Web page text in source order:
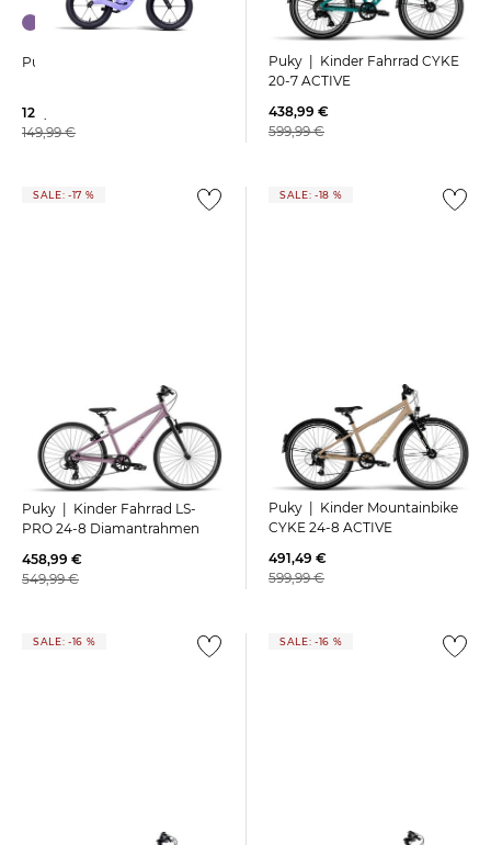
128,25 €
149,99 €
Puky | Kinder Fahrrad CYKE
20-7 ACTIVE
438,99 €
599,99 €
SALE: -17 %
Puky | Kinder Fahrrad LS-
PRO 24-8 Diamantrahmen
458,99 €
549,99 €
SALE: -18 %
Puky | Kinder Mountainbike
CYKE 24-8 ACTIVE
491,49 €
599,99 €
SALE: -16 % SALE: -16 %